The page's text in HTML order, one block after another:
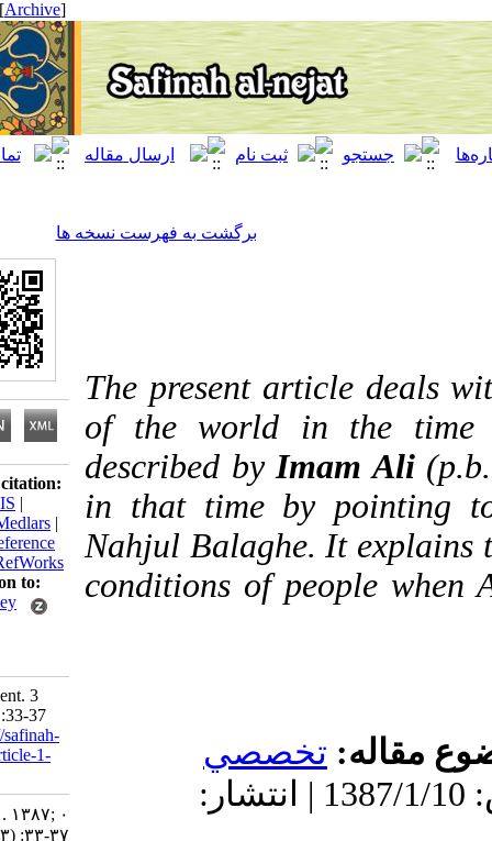
[ English ]
برگشت به فهرست نسخه ها
The present article
of the world in the
described by Imam
in that time by
Nahjul Balaghe. It
conditions of people
تخصصي
دریافت: 1402/3/16 | پذیرش: 1387/1/10 | انتشار:
Download citation:
BibTeX
RIS|
EndNote
Medlars|
ProCite
Reference
Manager
RefWorks
Send citation to:
Mendeley
Fazli N. Event. 3
2008; 0 (3) :33-37
URL:http://safinah-
al-nejat.ir/article-1-
Event. ۱. ۱۳۸۷; ۰